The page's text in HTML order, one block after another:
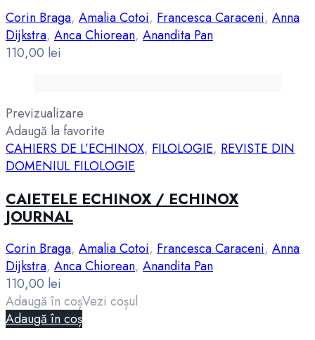
Corin Braga, Amalia Cotoi, Francesca Caraceni, Anna
Dijkstra, Anca Chiorean, Anandita Pan
110,00 lei
Previzualizare
Adaugă la favorite
CAHIERS DE L’ECHINOX, FILOLOGIE, REVISTE DIN
DOMENIUL FILOLOGIE
CAIETELE ECHINOX / ECHINOX
JOURNAL
Corin Braga, Amalia Cotoi, Francesca Caraceni, Anna
Dijkstra, Anca Chiorean, Anandita Pan
110,00 lei
Adaugă în coșVezi coșul
Adaugă în coș